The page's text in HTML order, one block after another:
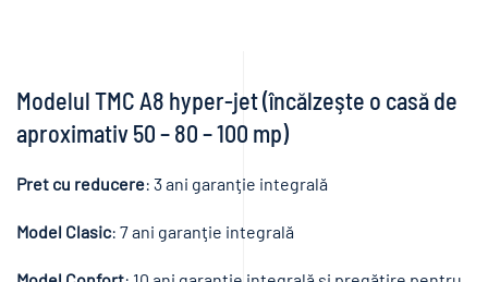
Modelul TMC A8 hyper-jet (încălzeşte o casă de
aproximativ 50 – 80 – 100 mp)
Pret cu reducere: 3 ani garanţie integrală
Model Clasic: 7 ani garanţie integrală